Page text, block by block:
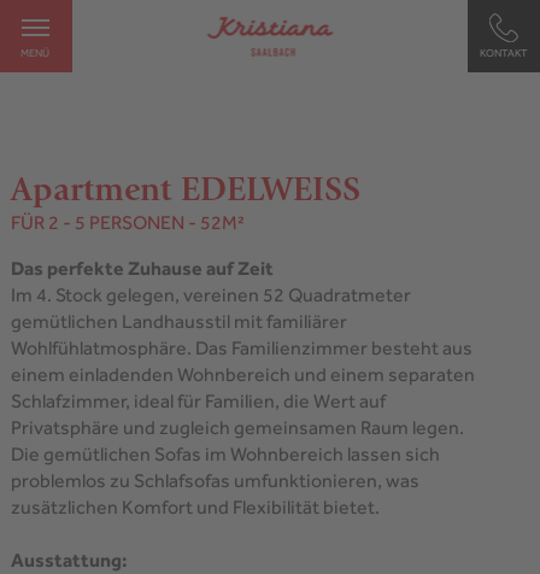
MENÜ KONTAKT
Apartment EDELWEISS
FÜR 2 - 5 PERSONEN - 52M²
Das perfekte Zuhause auf Zeit
Im 4. Stock gelegen, vereinen 52 Quadratmeter
gemütlichen Landhausstil mit familiärer
Wohlfühlatmosphäre. Das Familienzimmer besteht aus
einem einladenden Wohnbereich und einem separaten
Schlafzimmer, ideal für Familien, die Wert auf
Privatsphäre und zugleich gemeinsamen Raum legen.
Die gemütlichen Sofas im Wohnbereich lassen sich
problemlos zu Schlafsofas umfunktionieren, was
zusätzlichen Komfort und Flexibilität bietet.
Ausstattung: